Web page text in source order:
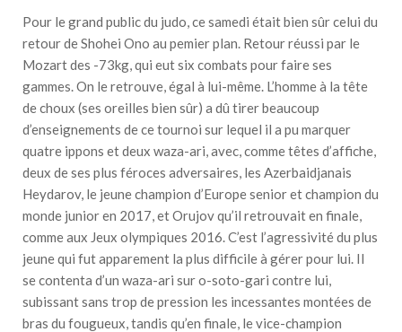
Pour le grand public du judo, ce samedi était bien sûr celui du
retour de Shohei Ono au pemier plan. Retour réussi par le
Mozart des -73kg, qui eut six combats pour faire ses
gammes. On le retrouve, égal à lui-même. L’homme à la tête
de choux (ses oreilles bien sûr) a dû tirer beaucoup
d’enseignements de ce tournoi sur lequel il a pu marquer
quatre ippons et deux waza-ari, avec, comme têtes d’affiche,
deux de ses plus féroces adversaires, les Azerbaidjanais
Heydarov, le jeune champion d’Europe senior et champion du
monde junior en 2017, et Orujov qu’il retrouvait en finale,
comme aux Jeux olympiques 2016. C’est l’agressivité du plus
jeune qui fut apparement la plus difficile à gérer pour lui. Il
se contenta d’un waza-ari sur o-soto-gari contre lui,
subissant sans trop de pression les incessantes montées de
bras du fougueux, tandis qu’en finale, le vice-champion